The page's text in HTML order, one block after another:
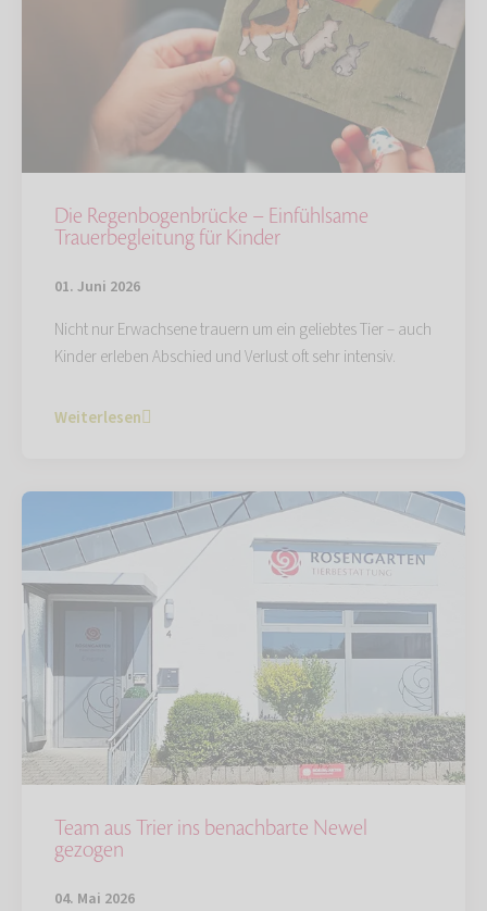
Die Regenbogenbrücke – Einfühlsame
Trauerbegleitung für Kinder
01. Juni 2026
Nicht nur Erwachsene trauern um ein geliebtes Tier – auch
Kinder erleben Abschied und Verlust oft sehr intensiv.
Weiterlesen
Team aus Trier ins benachbarte Newel
gezogen
04. Mai 2026